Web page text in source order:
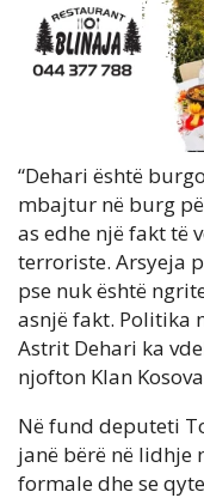
“Dehari është
mbajtur në burg
as edhe një fakt të
terroriste. Arsyeja
pse nuk është
asnjë fakt. Politika
Astrit Dehari ka
njofton Klan
Në fund deputeti
janë bërë në lidhje
formale dhe se